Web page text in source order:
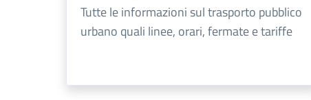
Tutte le informazioni sul trasporto pubblico
urbano quali linee, orari, fermate e tariffe